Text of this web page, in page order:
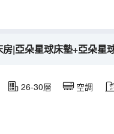
|亞朵星球床墊+亞朵星
26-30層 空調